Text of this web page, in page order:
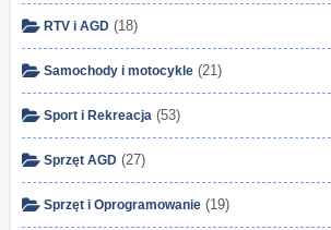
RTV i AGD (18)
Samochody i motocykle (21)
Sport i Rekreacja (53)
Sprzęt AGD (27)
Sprzęt i Oprogramowanie (19)